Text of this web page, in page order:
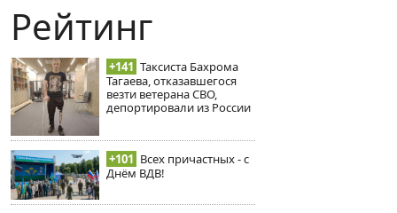
Рейтинг
+141 Таксиста Бахрома
Тагаева, отказавшегося
везти ветерана СВО,
депортировали из России
+101 Всех причастных - с
Днём ВДВ!